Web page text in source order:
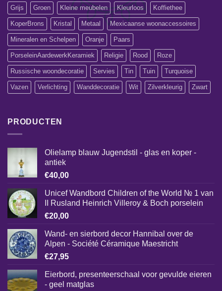
Grijs Groen Kleine meubelen Kleurloos Koffiethee
KoperBrons Kristal Metaal Mexicaanse woonaccessoires
Mineralen en Schelpen Oranje Paars
PorseleinAardewerkKeramiek Religie Rood Roze
Russische woondecoratie Servies Tin Tuin Turquoise
Vazen Verlichting Wanddecoratie Wit Zilverkleurig Zwart
PRODUCTEN
Olielamp blauw Jugendstil - glas en koper -
antiek
€40,00
Unicef Wandbord Children of the World № 1 van
II Rusland Heinrich Villeroy & Boch porselein
€20,00
Wand- en sierbord decor Hannibal over de
Alpen - Société Céramique Maestricht
€27,95
Eierbord, presenteerschaal voor gevulde eieren
- geel matglas